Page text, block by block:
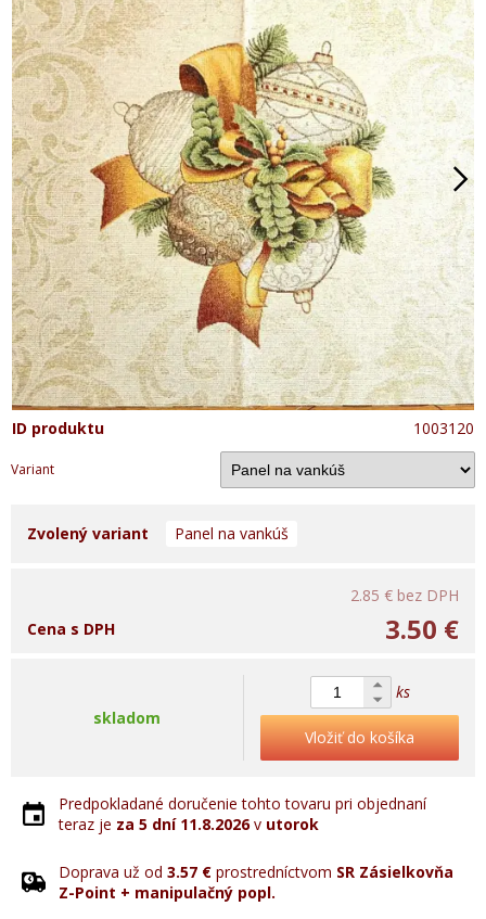
ID produktu 1003120
Variant
Zvolený variant Panel na vankúš
2.85 € bez DPH
3.50 €
Cena s DPH
skladom
ks
Vložiť do košíka
Predpokladané doručenie tohto tovaru pri objednaní
teraz je za 5 dní 11.8.2026v utorok
Doprava už od 3.57 € prostredníctvom SR Zásielkovňa
Z-Point + manipulačný popl.